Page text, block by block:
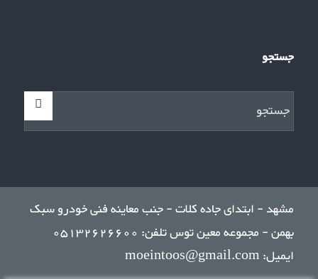
جستجو
مشهد - ابتدای جاده کلات - جنب معاینه فنی خودرو سبک
بهمن - مجموعه معین توس تلفن: 05132626600
ایمیل: moeintoos@gmail.com